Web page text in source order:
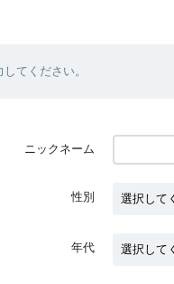
てください。
ニックネーム
性別
年代